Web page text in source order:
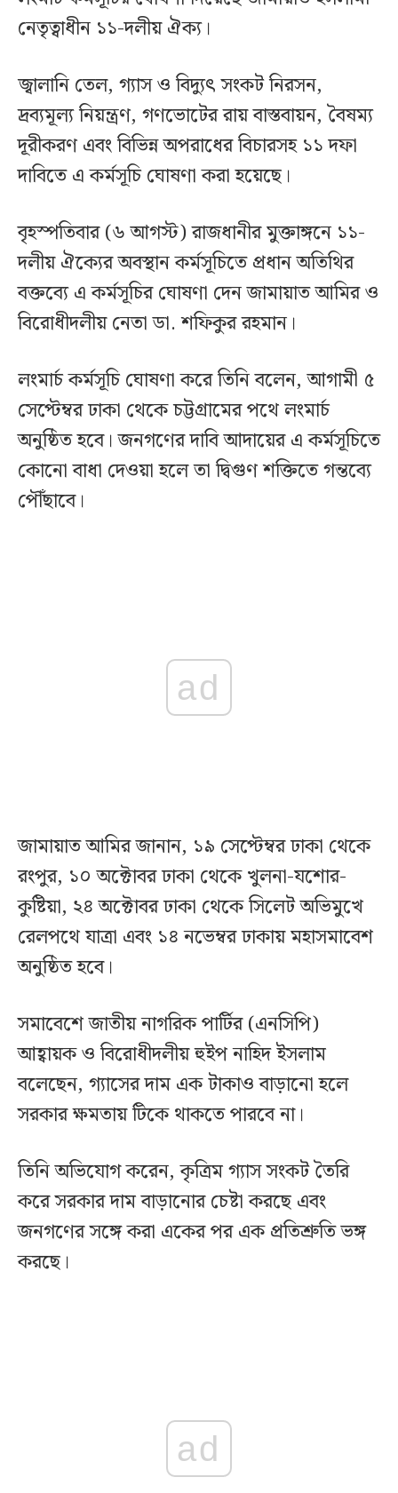
নেতৃত্বাধীন ১১-দলীয় ঐক্য।
জ্বালানি তেল, গ্যাস ও বিদ্যুৎ সংকট নিরসন,
দ্রব্যমূল্য নিয়ন্ত্রণ, গণভোটের রায় বাস্তবায়ন, বৈষম্য
দূরীকরণ এবং বিভিন্ন অপরাধের বিচারসহ ১১ দফা
দাবিতে এ কর্মসূচি ঘোষণা করা হয়েছে।
বৃহস্পতিবার (৬ আগস্ট) রাজধানীর মুক্তাঙ্গনে ১১-
দলীয় ঐক্যের অবস্থান কর্মসূচিতে প্রধান অতিথির
বক্তব্যে এ কর্মসূচির ঘোষণা দেন জামায়াত আমির ও
বিরোধীদলীয় নেতা ডা. শফিকুর রহমান।
লংমার্চ কর্মসূচি ঘোষণা করে তিনি বলেন, আগামী ৫
সেপ্টেম্বর ঢাকা থেকে চট্টগ্রামের পথে লংমার্চ
অনুষ্ঠিত হবে। জনগণের দাবি আদায়ের এ কর্মসূচিতে
কোনো বাধা দেওয়া হলে তা দ্বিগুণ শক্তিতে গন্তব্যে
পৌঁছাবে।
ad
জামায়াত আমির জানান, ১৯ সেপ্টেম্বর ঢাকা থেকে
রংপুর, ১০ অক্টোবর ঢাকা থেকে খুলনা-যশোর-
কুষ্টিয়া, ২৪ অক্টোবর ঢাকা থেকে সিলেট অভিমুখে
রেলপথে যাত্রা এবং ১৪ নভেম্বর ঢাকায় মহাসমাবেশ
অনুষ্ঠিত হবে।
সমাবেশে জাতীয় নাগরিক পার্টির (এনসিপি)
আহ্বায়ক ও বিরোধীদলীয় হুইপ নাহিদ ইসলাম
বলেছেন, গ্যাসের দাম এক টাকাও বাড়ানো হলে
সরকার ক্ষমতায় টিকে থাকতে পারবে না।
তিনি অভিযোগ করেন, কৃত্রিম গ্যাস সংকট তৈরি
করে সরকার দাম বাড়ানোর চেষ্টা করছে এবং
জনগণের সঙ্গে করা একের পর এক প্রতিশ্রুতি ভঙ্গ
করছে।
ad